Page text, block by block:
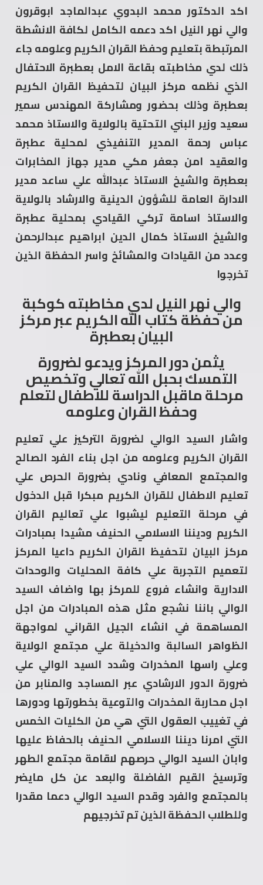
اكد الدكتور محمد البدوي عبدالماجد ابوقرون
والي نهر النيل اكد دعمه الكامل لكافة الانشطة
المرتبطة بتعليم وحفظ القران الكريم وعلومه جاء
ذلك لدي مخاطبته بقاعة الامل بعطبرة الاحتفال
الذي نظمه مركز البيان لتحفيظ القران الكريم
بعطبرة وذلك بحضور ومشاركة المهندس سمير
سعيد وزير البني التحتية بالولاية والاستاذ محمد
عباس رحمة المدير التنفيذي لمحلية عطبرة
والعقيد امن جعفر مكي مدير جهاز المخابرات
بعطبرة والشيخ الاستاذ عبدالله علي ساعد مدير
الادارة العامة للشؤون الدينية والارشاد بالولاية
والاستاذ اسامة تركي القيادي بمحلية عطبرة
والشيخ الاستاذ كمال الدين ابراهيم عبدالرحمن
وعدد من القيادات والمشائخ واسر الحفظة الذين
تخرجوا
والي نهر النيل لدي مخاطبته كوكبة
من حفظة كتاب الله الكريم عبر مركز
البيان بعطبرة
يثمن دور المركز ويدعو لضرورة
التمسك بحبل الله تعالي وتخصيص
مرحلة ماقبل الدراسة للاطفال لتعلم
وحفظ القران وعلومه
واشار السيد الوالي لضرورة التركيز علي تعليم
القران الكريم وعلومه من اجل بناء الفرد الصالح
والمجتمع المعافي ونادي بضرورة الحرص علي
تعليم الاطفال للقران الكريم مبكرا قبل الدخول
في مرحلة التعليم ليشبوا علي تعاليم القران
الكريم وديننا الاسلامي الحنيف مشيدا بمبادرات
مركز البيان لتحفيظ القران الكريم داعيا المركز
لتعميم التجربة علي كافة المحليات والوحدات
الادارية وانشاء فروع للمركز بها واضاف السيد
الوالي باننا نشجع مثل هذه المبادرات من اجل
المساهمة في انشاء الجيل القراني لمواجهة
الظواهر السالبة والدخيلة علي مجتمع الولاية
وعلي راسها المخدرات وشدد السيد الوالي علي
ضرورة الدور الارشادي عبر المساجد والمنابر من
اجل محاربة المخدرات والتوعية بخطورتها ودورها
في تغييب العقول التي هي من الكليات الخمس
التي امرنا ديننا الاسلامي الحنيف بالحفاظ عليها
وابان السيد الوالي حرصهم لاقامة مجتمع الطهر
وترسيخ القيم الفاضلة والبعد عن كل مايضر
بالمجتمع والفرد وقدم السيد الوالي دعما مقدرا
وللطلاب الحفظة الذين تم تخرجيهم